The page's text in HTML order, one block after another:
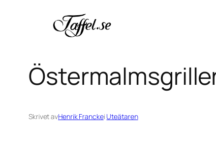
Skrivet avHenrik Franckei Uteätaren